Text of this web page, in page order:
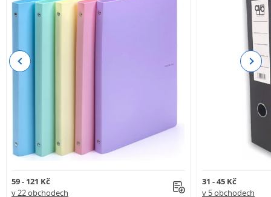
59 - 121 Kč
v 22 obchodech
31 - 45 Kč
v 5 obchodech
Previous Next